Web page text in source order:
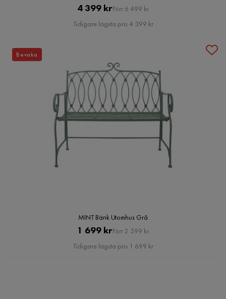
Pris
4 399 krOriginal
Pris
Förr 6 499 kr
Tidigare lägsta pris 4 399 kr
MINT Bänk Utomhus Grå
Pris
1 699 krOriginal
Pris
Förr 2 599 kr
Tidigare lägsta pris 1 699 kr
Bevaka